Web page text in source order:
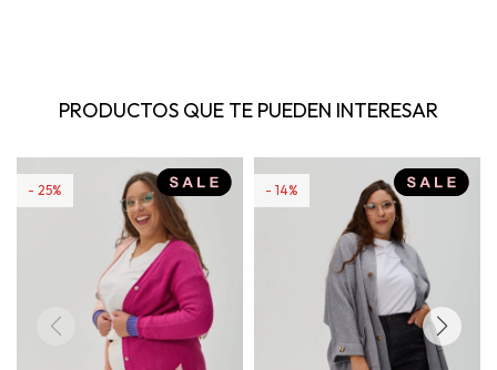
PRODUCTOS QUE TE PUEDEN INTERESAR
25 14